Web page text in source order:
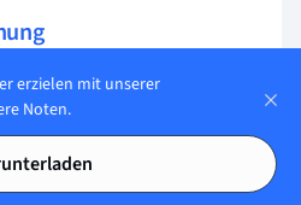
erzielen mit unserer
Noten.